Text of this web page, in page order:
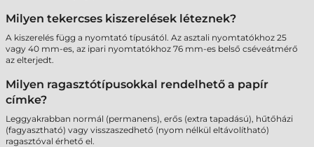
Milyen tekercses kiszerelések léteznek?
A kiszerelés függ a nyomtató típusától. Az asztali nyomtatókhoz 25
vagy 40 mm-es, az ipari nyomtatókhoz 76 mm-es belső cséveátmérő
az elterjedt.
Milyen ragasztótípusokkal rendelhető a papír
címke?
Leggyakrabban normál (permanens), erős (extra tapadású), hűtőházi
(fagyasztható) vagy visszaszedhető (nyom nélkül eltávolítható)
ragasztóval érhető el.